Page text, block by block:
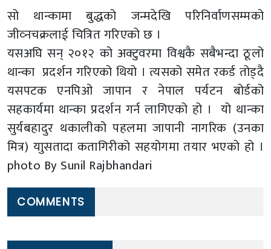
सो थान्कामा बुद्धको जन्मदेखि परिनिर्वाणसम्मको
जीव्नचक्रलाई चित्रित गरिएको छ ।
यसअघि सन् २०१२ को अक्टुवरमा विश्वकै सबैभन्दा ठूलो
थान्का प्रदर्शन गरिएको थियो । त्यसको समेत रकर्ड तोड्दै
यसपटक एनपिओ जापान र नेपाल पर्यटन बोर्डको
सहकार्यमा थान्का प्रदर्शन गर्न लागिएको हो । यो थान्का
सुर्यबहादुर थकालीको पहलमा जापानी नागरिक (उनका
मित्र) याुसतादा कतागिरीको सहयोगमा तयार भएको हो ।
photo By Sunil Rajbhandari
COMMENTS